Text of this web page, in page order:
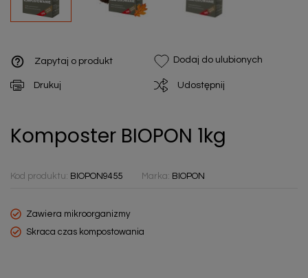
help_outline Zapytaj o produkt Dodaj do ulubionych
Drukuj Udostępnij
Komposter BIOPON 1kg
Kod produktu: BIOPON9455 Marka: BIOPON
Zawiera mikroorganizmy
Skraca czas kompostowania